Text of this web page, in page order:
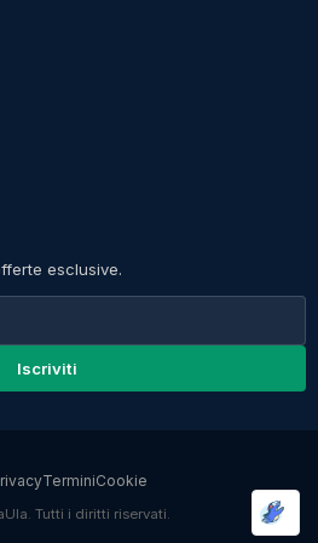
esclusive.
Iscriviti
TerminiCookie
Tutti i diritti riservati.